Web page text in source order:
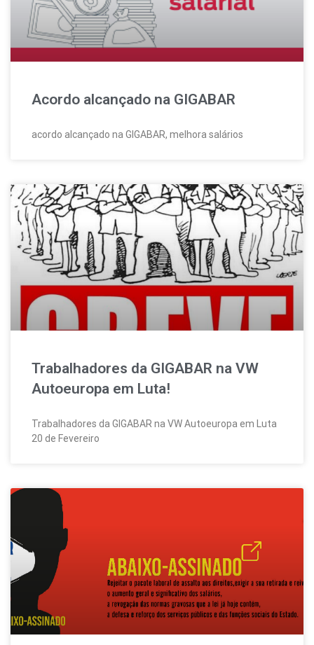
Acordo alcançado na GIGABAR
acordo alcançado na GIGABAR, melhora salários
Trabalhadores da GIGABAR na VW
Autoeuropa em Luta!
Trabalhadores da GIGABAR na VW Autoeuropa em Luta
20 de Fevereiro